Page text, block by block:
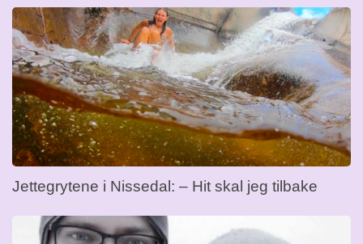
Jettegrytene i Nissedal: – Hit skal jeg tilbake